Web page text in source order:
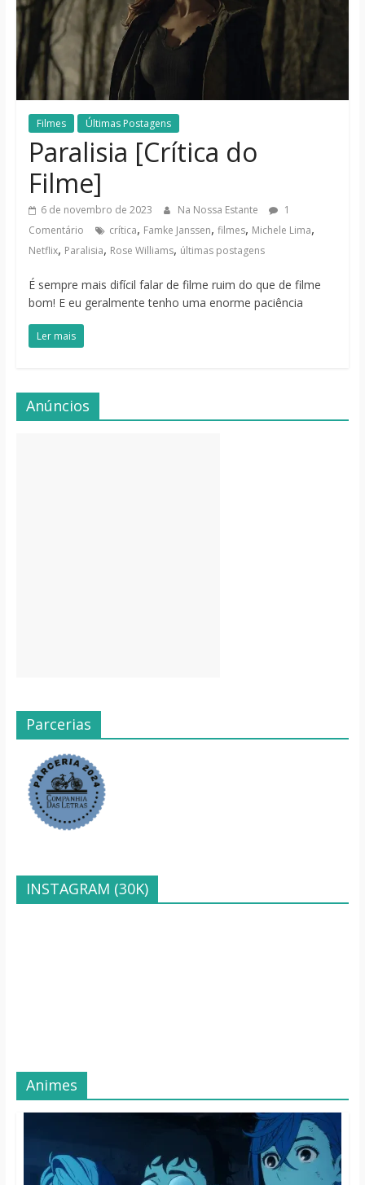
notícias
Filmes Últimas Postagens
Paralisia [Crítica do
Filme]
6 de novembro de 2023 Na Nossa Estante
1
Comentário
crítica, Famke Janssen, filmes, Michele Lima,
Netflix, Paralisia, Rose Williams, últimas postagens
É sempre mais difícil falar de filme ruim do que de filme
bom! E eu geralmente tenho uma enorme paciência
Ler mais
Anúncios
Parcerias
INSTAGRAM (30K)
Animes